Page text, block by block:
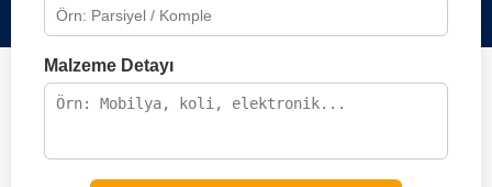
Malzeme Detayı